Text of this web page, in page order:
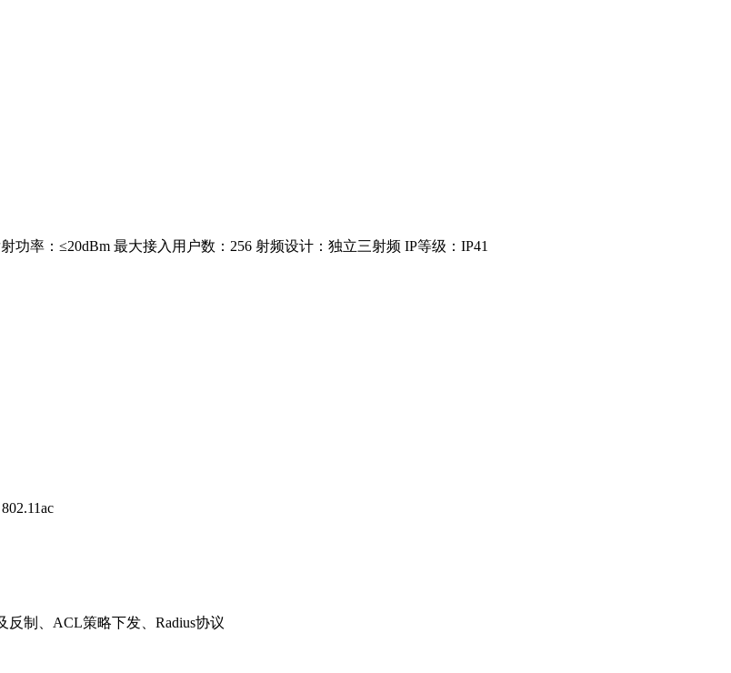
功率：≤20dBm 最大接入用户数：256 射频设计：独立三射频 IP等级：IP41
制、ACL策略下发、Radius协议